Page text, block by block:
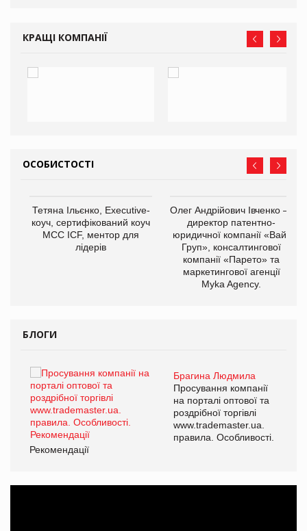
КРАЩІ КОМПАНІЇ
ОСОБИСТОСТІ
Тетяна Ільєнко, Executive-
коуч, сертифікований коуч
МСС ICF, ментор для
лідерів
Олег Андрійович Івченко —
директор патентно-
юридичної компанії «Вайз
Груп», консалтингової
компанії «Парето» та
маркетингової агенції
Myka Agency.
БЛОГИ
Брагина Людмила
Просування компанії
на порталі оптової та
роздрібної торгівлі
www.trademaster.ua.
правила. Особливості.
Рекомендації